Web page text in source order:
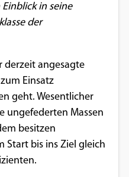
in seine
der
derzeit angesagte
Einsatz
geht. Wesentlicher
ungefederten Massen
besitzen
Start bis ins Ziel gleich
der Website
die ausgewählten
des Benutzers